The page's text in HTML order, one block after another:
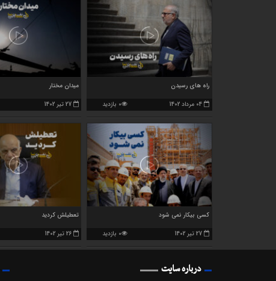
راه های رسیدن
04 مرداد 1402 0 بازدید
میدان مختار
27 تیر 1402
کسی بیکار نمی شود
27 تیر 1402 0 بازدید
تعطیلش کردید
26 تیر 1402
درباره سایت